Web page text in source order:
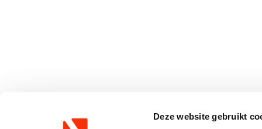
Deze website gebruikt